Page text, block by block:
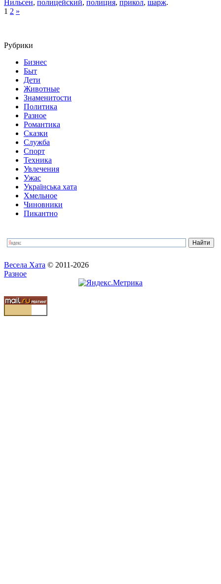
Нильсен, полицейский, полиция, прикол, шарж.
1 2 »
Рубрики
Бизнес
Быт
Дети
Животные
Знаменитости
Политика
Разное
Романтика
Сказки
Служба
Спорт
Техника
Увлечения
Ужас
Українська хата
Хмельное
Чиновники
Пикантно
Весела Хата © 2011-2026
Разное